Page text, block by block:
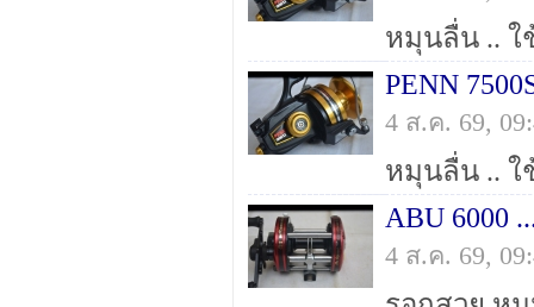
PENN
4 ส.ค. 69,
ABU 6000
4 ส.ค. 69,